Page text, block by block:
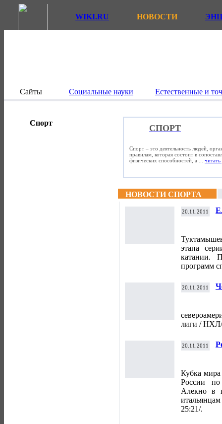
WIKI.RU НОВОСТИ
Сайты Социальные науки Естественные и
Спорт
СПОРТ
Спорт – это деятельность людей,
правилам, которая состоит в
физических способностей, а ... читать
НОВОСТИ СПОРТА
20.11.2011
этапа
катании.
программ
20.11.2011
лиги / НХЛ/
20.11.2011
Кубка
России по
Алекно в
25:21/.